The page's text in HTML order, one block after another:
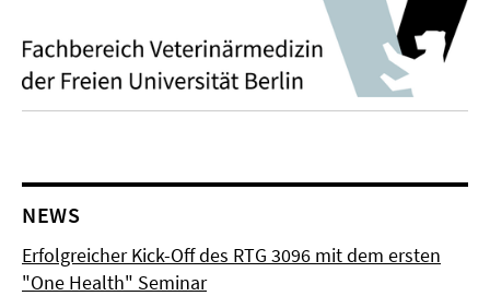
NEWS
Erfolgreicher Kick-Off des RTG 3096 mit dem ersten
"One Health" Seminar